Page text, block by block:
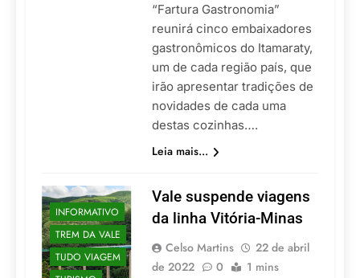
“Fartura Gastronomia”
reunirá cinco embaixadores
gastronômicos do Itamaraty,
um de cada região país, que
irão apresentar tradições de
novidades de cada uma
destas cozinhas….
Leia mais...
INFORMATIVO
TREM DA VALE
TUDO VIAGEM
Vale suspende viagens
da linha Vitória-Minas
Celso Martins
22 de abril
de 2022
0 1 mins